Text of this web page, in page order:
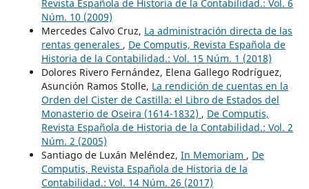
Revista Española de Historia de la Contabilidad.: Vol. 6
Núm. 10 (2009)
Mercedes Calvo Cruz, La administración directa de las
rentas generales , De Computis, Revista Española de
Historia de la Contabilidad.: Vol. 15 Núm. 1 (2018)
Dolores Rivero Fernández, Elena Gallego Rodríguez,
Asunción Ramos Stolle, La rendición de cuentas en la
Orden del Cister de Castilla: el Libro de Estados del
Monasterio de Oseira (1614-1832) , De Computis,
Revista Española de Historia de la Contabilidad.: Vol. 2
Núm. 2 (2005)
Santiago de Luxán Meléndez, In Memoriam , De
Computis, Revista Española de Historia de la
Contabilidad.: Vol. 14 Núm. 26 (2017)